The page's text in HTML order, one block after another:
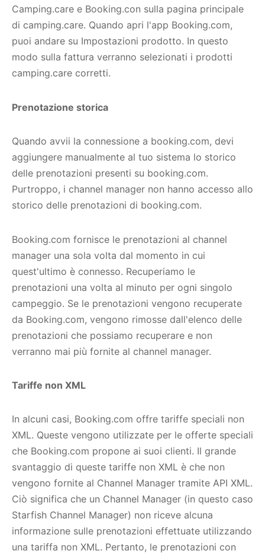
Camping.care e Booking.con sulla pagina principale
di camping.care. Quando apri l'app Booking.com,
puoi andare su Impostazioni prodotto. In questo
modo sulla fattura verranno selezionati i prodotti
camping.care corretti.
Prenotazione storica
Quando avvii la connessione a booking.com, devi
aggiungere manualmente al tuo sistema lo storico
delle prenotazioni presenti su booking.com.
Purtroppo, i channel manager non hanno accesso allo
storico delle prenotazioni di booking.com.
Booking.com fornisce le prenotazioni al channel
manager una sola volta dal momento in cui
quest'ultimo è connesso. Recuperiamo le
prenotazioni una volta al minuto per ogni singolo
campeggio. Se le prenotazioni vengono recuperate
da Booking.com, vengono rimosse dall'elenco delle
prenotazioni che possiamo recuperare e non
verranno mai più fornite al channel manager.
Tariffe non XML
In alcuni casi, Booking.com offre tariffe speciali non
XML. Queste vengono utilizzate per le offerte speciali
che Booking.com propone ai suoi clienti. Il grande
svantaggio di queste tariffe non XML è che non
vengono fornite al Channel Manager tramite API XML.
Ciò significa che un Channel Manager (in questo caso
Starfish Channel Manager) non riceve alcuna
informazione sulle prenotazioni effettuate utilizzando
una tariffa non XML. Pertanto, le prenotazioni con